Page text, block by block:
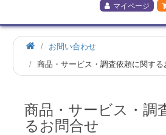
マイページ
お問い合わせ
商品・サービス・調査依頼に関する
商品・サービス・調
るお問合せ